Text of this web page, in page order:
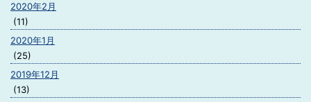
2020年2月
(11)
2020年1月
(25)
2019年12月
(13)